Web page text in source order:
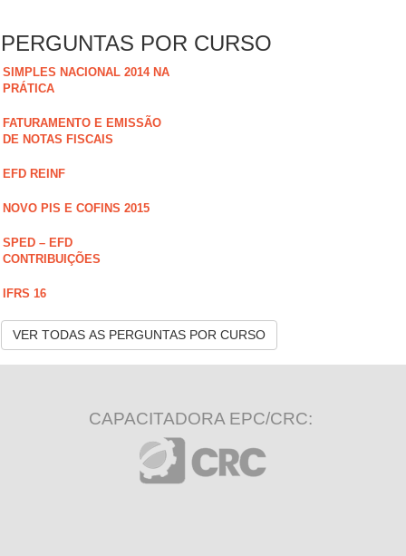
PERGUNTAS POR CURSO
SIMPLES NACIONAL 2014 NA
PRÁTICA
FATURAMENTO E EMISSÃO
DE NOTAS FISCAIS
EFD REINF
NOVO PIS E COFINS 2015
SPED – EFD
CONTRIBUIÇÕES
IFRS 16
VER TODAS AS PERGUNTAS POR CURSO
CAPACITADORA EPC/CRC: